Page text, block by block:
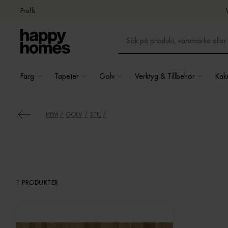
Proffs
Färg Tapeter Golv Verktyg & Tillbehör
HEM GOLV STIL
1 PRODUKTER